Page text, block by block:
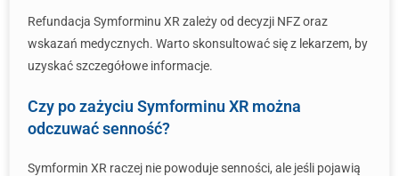
Refundacja Symforminu XR zależy od decyzji NFZ oraz
wskazań medycznych. Warto skonsultować się z lekarzem, by
uzyskać szczegółowe informacje.
Czy po zażyciu Symforminu XR można
odczuwać senność?
Symformin XR raczej nie powoduje senności, ale jeśli pojawią